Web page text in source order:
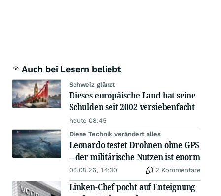
Auch bei Lesern beliebt
Schweiz glänzt
Dieses europäische Land hat seine
Schulden seit 2002 versiebenfacht
heute 08:45
Diese Technik verändert alles
Leonardo testet Drohnen ohne GPS
– der militärische Nutzen ist enorm
06.08.26, 14:30 2 Kommentare
Linken-Chef pocht auf Enteignung